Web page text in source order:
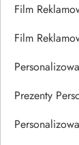
Film
Film
Prezenty